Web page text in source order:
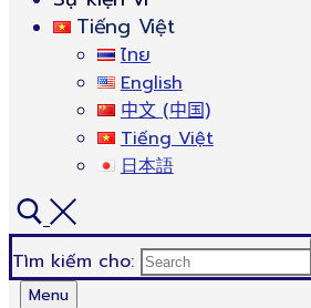
Tiếng Việt
ไทย
English
中文 (中国)
Tiếng Việt
日本語
Tìm kiếm cho:
Menu